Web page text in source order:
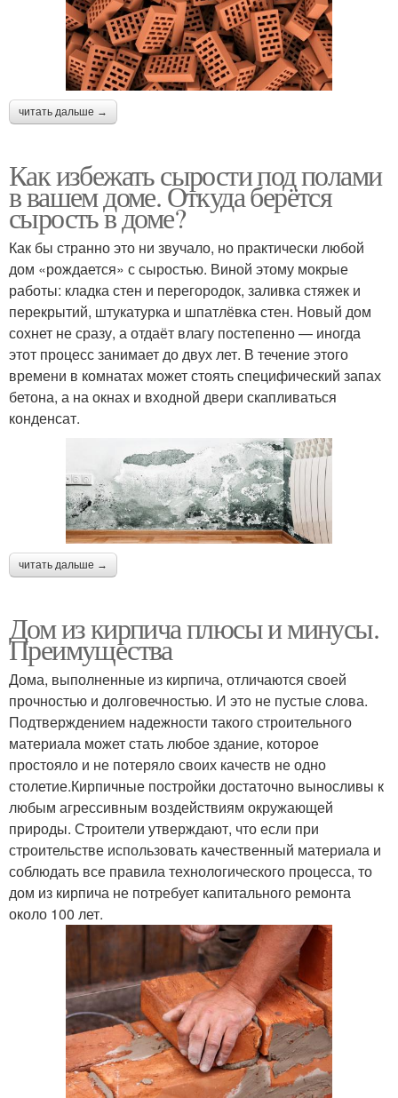
читать дальше →
Как избежать сырости под полами
в вашем доме. Откуда берётся
сырость в доме?
Как бы странно это ни звучало, но практически любой
дом «рождается» с сыростью. Виной этому мокрые
работы: кладка стен и перегородок, заливка стяжек и
перекрытий, штукатурка и шпатлёвка стен. Новый дом
сохнет не сразу, а отдаёт влагу постепенно — иногда
этот процесс занимает до двух лет. В течение этого
времени в комнатах может стоять специфический запах
бетона, а на окнах и входной двери скапливаться
конденсат.
читать дальше →
Дом из кирпича плюсы и минусы.
Преимущества
Дома, выполненные из кирпича, отличаются своей
прочностью и долговечностью. И это не пустые слова.
Подтверждением надежности такого строительного
материала может стать любое здание, которое
простояло и не потеряло своих качеств не одно
столетие.Кирпичные постройки достаточно выносливы к
любым агрессивным воздействиям окружающей
природы. Строители утверждают, что если при
строительстве использовать качественный материала и
соблюдать все правила технологического процесса, то
дом из кирпича не потребует капитального ремонта
около 100 лет.